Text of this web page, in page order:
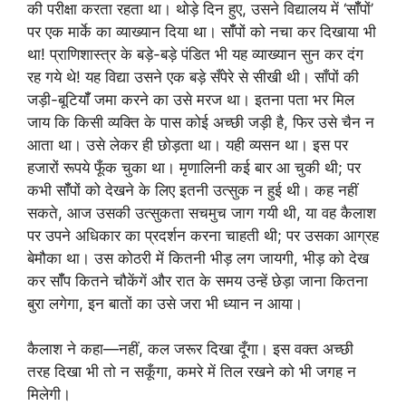
की परीक्षा करता रहता था। थोड़े दिन हुए, उसने विद्यालय में ‘सॉँपों’
पर एक मार्के का व्याख्यान दिया था। सॉँपों को नचा कर दिखाया भी
था! प्राणिशास्त्र के बड़े-बड़े पंडित भी यह व्याख्यान सुन कर दंग
रह गये थे! यह विद्या उसने एक बड़े सँपेरे से सीखी थी। साँपों की
जड़ी-बूटियॉँ जमा करने का उसे मरज था। इतना पता भर मिल
जाय कि किसी व्यक्ति के पास कोई अच्छी जड़ी है, फिर उसे चैन न
आता था। उसे लेकर ही छोड़ता था। यही व्यसन था। इस पर
हजारों रूपये फूँक चुका था। मृणालिनी कई बार आ चुकी थी; पर
कभी सॉँपों को देखने के लिए इतनी उत्सुक न हुई थी। कह नहीं
सकते, आज उसकी उत्सुकता सचमुच जाग गयी थी, या वह कैलाश
पर उपने अधिकार का प्रदर्शन करना चाहती थी; पर उसका आग्रह
बेमौका था। उस कोठरी में कितनी भीड़ लग जायगी, भीड़ को देख
कर सॉँप कितने चौकेंगें और रात के समय उन्हें छेड़ा जाना कितना
बुरा लगेगा, इन बातों का उसे जरा भी ध्यान न आया।
कैलाश ने कहा—नहीं, कल जरूर दिखा दूँगा। इस वक्त अच्छी
तरह दिखा भी तो न सकूँगा, कमरे में तिल रखने को भी जगह न
मिलेगी।